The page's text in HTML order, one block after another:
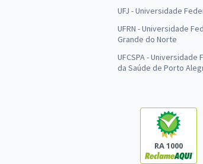
UFJ - Universidade
UFRN - Universidade
Grande do Norte
UFCSPA - Universidade
da Saúde de Porto
RA 1000